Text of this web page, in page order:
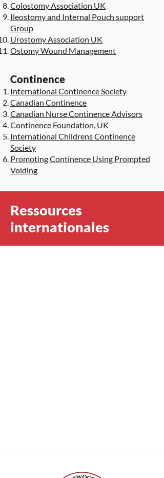
Colostomy Association UK
Ileostomy and Internal Pouch support
Group
Urostomy Association UK
Ostomy Wound Management
Continence
International Continence Society
Canadian Continence
Canadian Nurse Continence Advisors
Continence Foundation, UK
International Childrens Continence
Society
Promoting Continence Using Prompted
Voiding
Ressources
internationales